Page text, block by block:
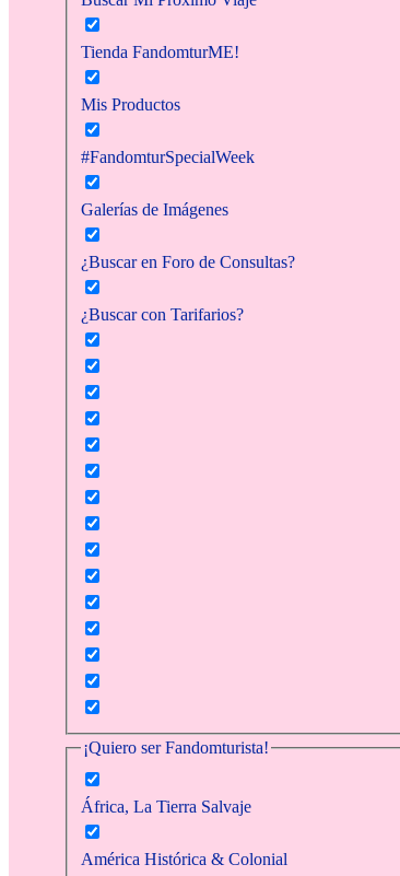
Tienda FandomturME!
Mis Productos
#FandomturSpecialWeek
Galerías de Imágenes
¿Buscar en Foro de Consultas?
¿Buscar con Tarifarios?
¡Quiero ser Fandomturista!
África, La Tierra Salvaje
América Histórica & Colonial